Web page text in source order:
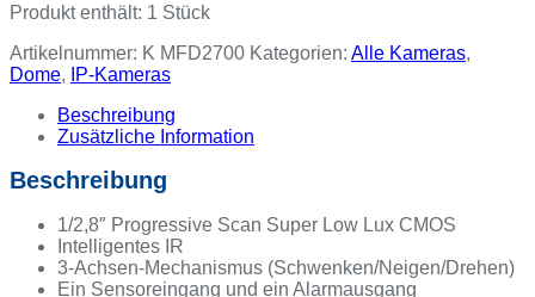
Produkt enthält: 1 Stück
Artikelnummer: K MFD2700 Kategorien: Alle Kameras,
Dome,
IP-Kameras
Beschreibung
Zusätzliche Information
Beschreibung
1/2,8″ Progressive Scan Super Low Lux CMOS
Intelligentes IR
3-Achsen-Mechanismus (Schwenken/Neigen/Drehen)
Ein Sensoreingang und ein Alarmausgang